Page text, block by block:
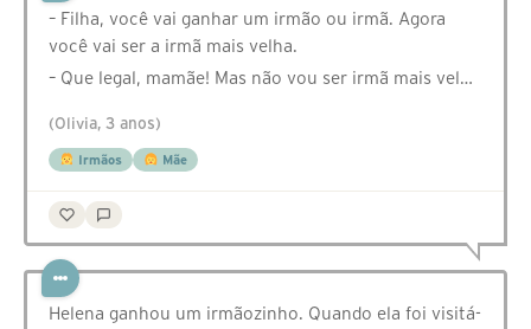
– Filha, você vai ganhar um irmão ou irmã. Agora
você vai ser a irmã mais velha.
– Que legal, mamãe! Mas não vou ser irmã mais vel…
(Olivia, 3 anos)
Irmãos Mãe
Helena ganhou um irmãozinho. Quando ela foi visitá-